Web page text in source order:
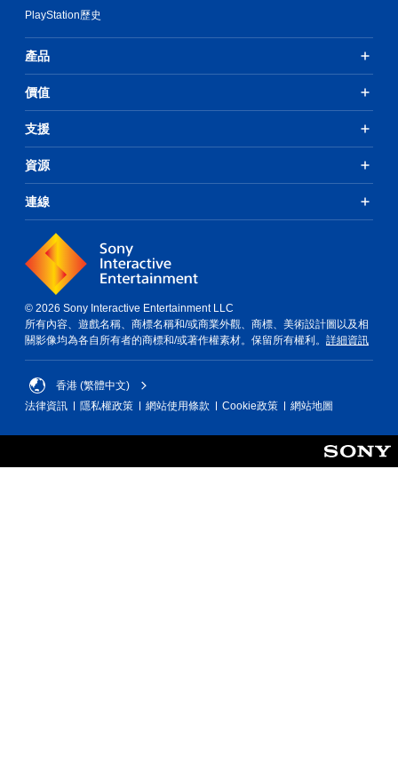
PlayStation歷史
產品
價值
支援
資源
連線
© 2026 Sony Interactive Entertainment LLC
所有內容、遊戲名稱、商標名稱和/或商業外觀、商標、美術設計圖以及相
關影像均為各自所有者的商標和/或著作權素材。保留所有權利。 詳細資訊
香港 (繁體中文)
法律資訊
隱私權政策 網站使用條款 Cookie政策 網站地圖